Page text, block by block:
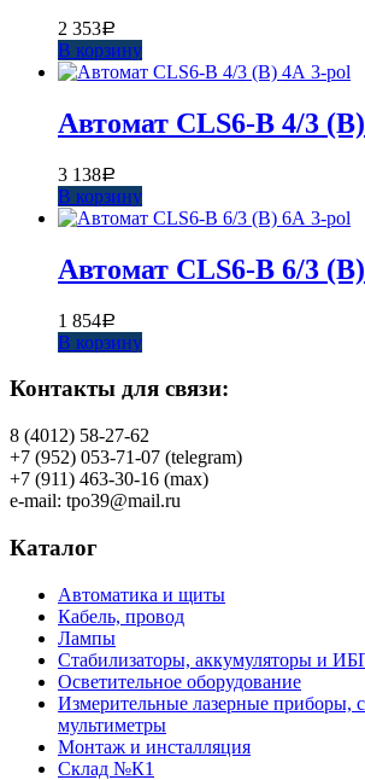
2 353Р
В корзину
Автомат CLS6-B 4/3
3 138Р
В корзину
Автомат CLS6-B 6/3
1 854Р
В корзину
Контакты для связи:
8 (4012) 58-27-62
+7 (952) 053-71-07 (telegram)
+7 (911) 463-30-16 (max)
e-mail: tpo39@mail.ru
Каталог
Автоматика и щиты
Кабель, провод
Лампы
Стабилизаторы, аккумуляторы и
Осветительное оборудование
Измерительные лазерные приборы,
мультиметры
Монтаж и инсталляция
Склад №К1